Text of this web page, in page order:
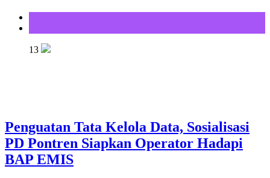
13
Penguatan Tata Kelola Data, Sosialisasi
PD Pontren Siapkan Operator Hadapi
BAP EMIS